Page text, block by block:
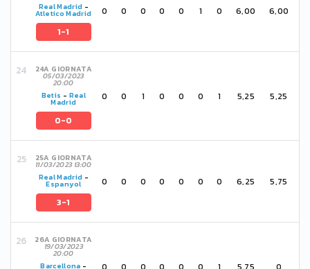
Real Madrid -
Atletico Madrid
1-1
0 0 0 0 0 1 0 6,00 6,00
24A GIORNATA
05/03/2023
20:00
Betis - Real
Madrid
0-0
0 0 1 0 0 0 1 5,25 5,25
25A GIORNATA
11/03/2023 13:00
Real Madrid -
Espanyol
3-1
0 0 0 0 0 0 0 6,25 5,75
26A GIORNATA
19/03/2023
20:00
Barcellona -